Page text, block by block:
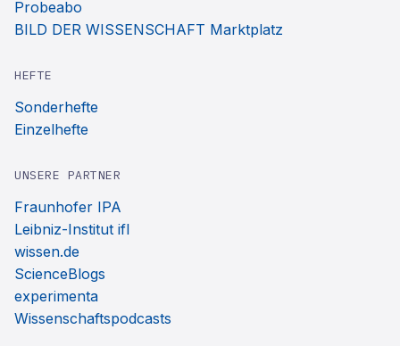
Probeabo
BILD DER WISSENSCHAFT Marktplatz
HEFTE
Sonderhefte
Einzelhefte
UNSERE PARTNER
Fraunhofer IPA
Leibniz-Institut ifl
wissen.de
ScienceBlogs
experimenta
Wissenschaftspodcasts